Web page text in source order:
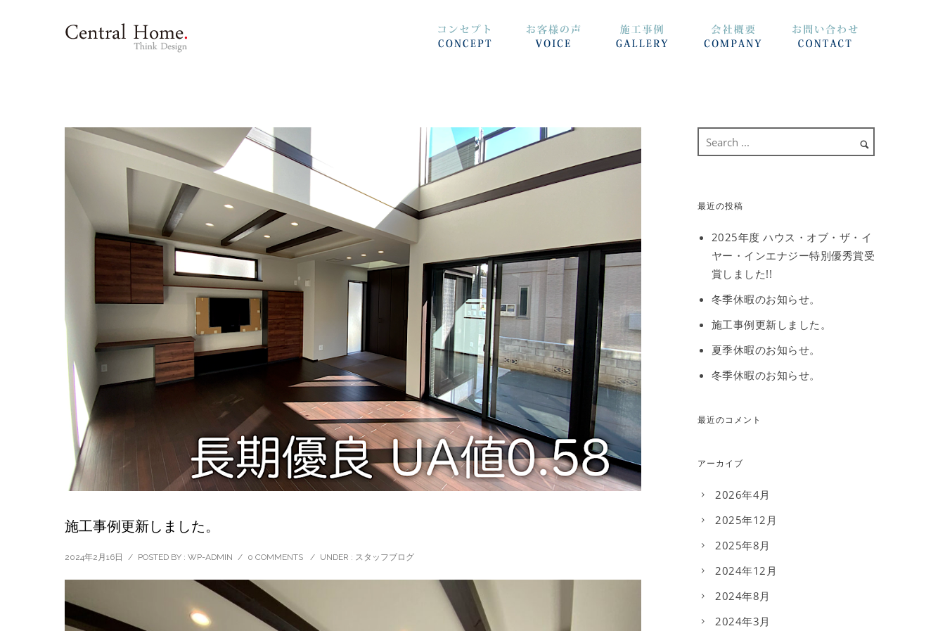
施工事例更新しました。
2024年2月16日 / POSTED BY : WP-ADMIN / 0 COMMENTS / UNDER : スタッフブログ
最近の投稿
2025年度 ハウス・オブ・ザ・イ
ヤー・インエナジー特別優秀賞受
賞しました!!
冬季休暇のお知らせ。
施工事例更新しました。
夏季休暇のお知らせ。
冬季休暇のお知らせ。
最近のコメント
アーカイブ
2026年4月
2025年12月
2025年8月
2024年12月
2024年8月
2024年3月